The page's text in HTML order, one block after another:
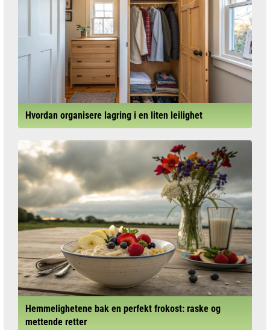
Hvordan organisere lagring i en liten leilighet
Hemmelighetene bak en perfekt frokost: raske og
mettende retter